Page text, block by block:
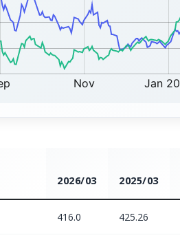
2026/03 2025/03
416.0 425.26